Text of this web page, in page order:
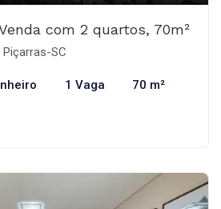
com 2 quartos, 70m²
SC
1 Vaga 70 m²